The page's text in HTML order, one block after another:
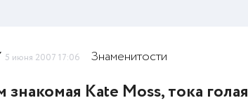
5 июня 2007 17:06 Знаменитости
знакомая Kate Moss, тока голая